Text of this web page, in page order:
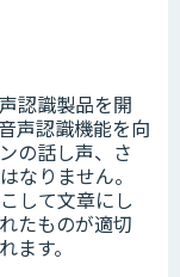
認識製品を開
声認識機能を向
の話し声、さ
なりません。
して文章にし
たものが適切
ます。